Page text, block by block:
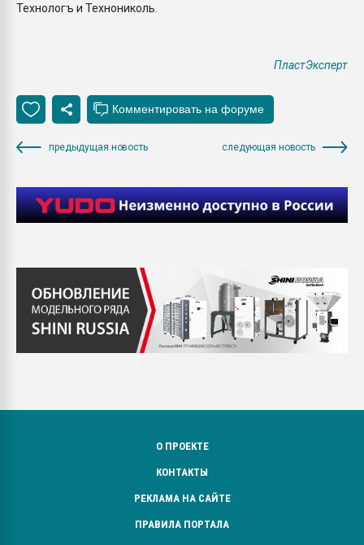
Технологъ и Технониколь.
ПластЭксперт
предыдущая новость следующая новость
О ПРОЕКТЕ
КОНТАКТЫ
РЕКЛАМА НА САЙТЕ
ПРАВИЛА ПОРТАЛА